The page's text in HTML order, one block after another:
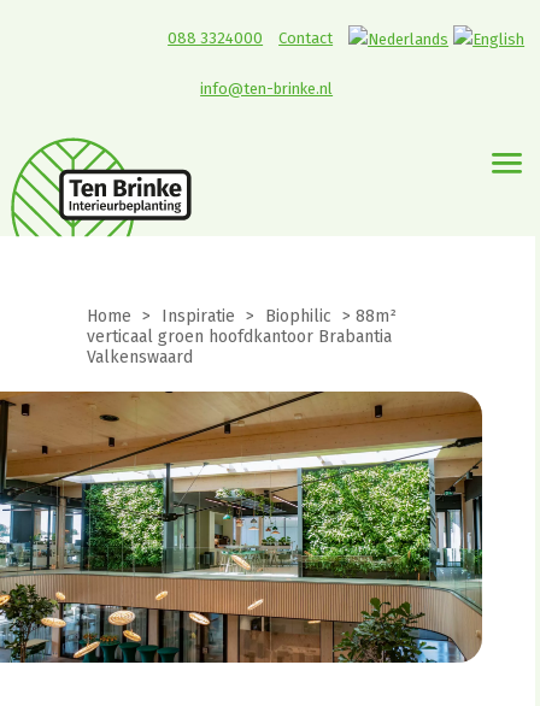
Contact
088 3324000
info@ten-brinke.nl
Home > Inspiratie > Biophilic > 88m²
verticaal groen hoofdkantoor Brabantia
Valkenswaard